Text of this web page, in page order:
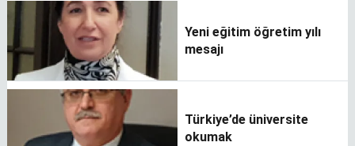
Yeni eğitim öğretim yılı
mesajı
Türkiye’de üniversite
okumak